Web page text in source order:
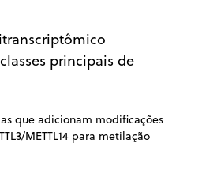
principais de
que adicionam modificações
METTL14 para metilação